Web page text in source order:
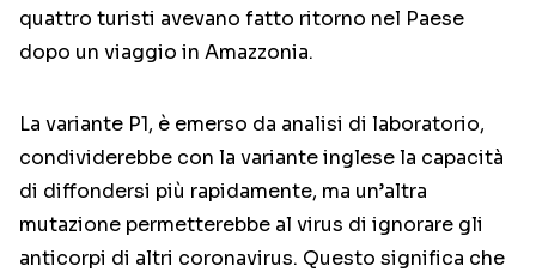
quattro turisti avevano fatto ritorno nel Paese
dopo un viaggio in Amazzonia.
La variante P1, è emerso da analisi di laboratorio,
condividerebbe con la variante inglese la capacità
di diffondersi più rapidamente, ma un’altra
mutazione permetterebbe al virus di ignorare gli
anticorpi di altri coronavirus. Questo significa che